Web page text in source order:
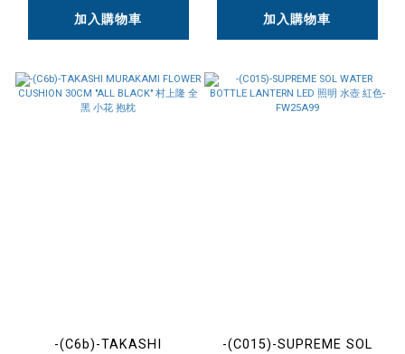
加入購物車 加入購物車
-(C6b)-TAKASHI
-(C015)-SUPREME SOL